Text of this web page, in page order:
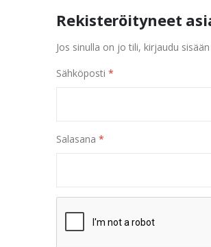
Rekisteröityneet
Jos sinulla on jo tili, kirjaudu
Sähköposti
Salasana